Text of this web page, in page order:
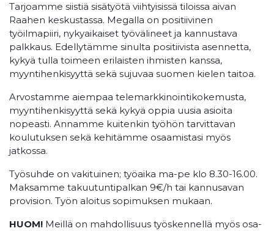
Tarjoamme siistiä sisätyötä viihtyisissä tiloissa aivan
Raahen keskustassa. Megalla on positiivinen
työilmapiiri, nykyaikaiset työvälineet ja kannustava
palkkaus. Edellytämme sinulta positiivista asennetta,
kykyä tulla toimeen erilaisten ihmisten kanssa,
myyntihenkisyyttä sekä sujuvaa suomen kielen taitoa.
Arvostamme aiempaa telemarkkinointikokemusta,
myyntihenkisyyttä sekä kykyä oppia uusia asioita
nopeasti. Annamme kuitenkin työhön tarvittavan
koulutuksen sekä kehitämme osaamistasi myös
jatkossa.
Työsuhde on vakituinen; työaika ma-pe klo 8.30-16.00.
Maksamme takuutuntipalkan 9€/h tai kannusavan
provision. Työn aloitus sopimuksen mukaan.
HUOM! Meillä on mahdollisuus työskennellä myös osa-